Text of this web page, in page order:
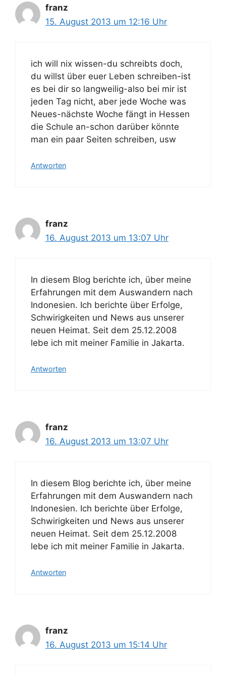
franz
15. August 2013 um 12:16 Uhr
ich will nix wissen-du schreibts doch,
du willst über euer Leben schreiben-ist
es bei dir so langweilig-also bei mir ist
jeden Tag nicht, aber jede Woche was
Neues-nächste Woche fängt in Hessen
die Schule an-schon darüber könnte
man ein paar Seiten schreiben, usw
Antworten
franz
16. August 2013 um 13:07 Uhr
In diesem Blog berichte ich, über meine
Erfahrungen mit dem Auswandern nach
Indonesien. Ich berichte über Erfolge,
Schwirigkeiten und News aus unserer
neuen Heimat. Seit dem 25.12.2008
lebe ich mit meiner Familie in Jakarta.
Antworten
franz
16. August 2013 um 13:07 Uhr
In diesem Blog berichte ich, über meine
Erfahrungen mit dem Auswandern nach
Indonesien. Ich berichte über Erfolge,
Schwirigkeiten und News aus unserer
neuen Heimat. Seit dem 25.12.2008
lebe ich mit meiner Familie in Jakarta.
Antworten
franz
16. August 2013 um 15:14 Uhr